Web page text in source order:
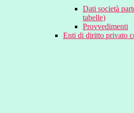
Dati società
tabelle)
Provvedimenti
Enti di diritto privato